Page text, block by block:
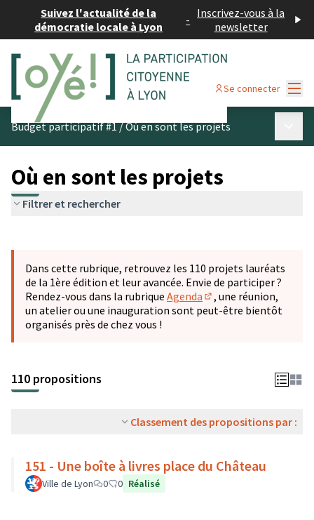
Suivez l'actualité de la
démocratie locale à Lyon
- Inscrivez-vous à la
newsletter
Se connecter
Budget participatif #1/Où en sont les projets
Où en sont les projets
Filtrer et rechercher
−
Dans cette rubrique, retrouvez les 110 projets lauréats
de la 1ère édition et leur avancée. Envie de participer ?
Rendez-vous dans la rubrique Agenda
(S'ouvre dans un
, une réunion,
un atelier ou une inauguration sont peut-être bientôt
organisés près de chez vous !
110 propositions
Classement des propositions par :
151 - Une boîte à livres place du Château
Ville de Lyon 0 0 Réalisé